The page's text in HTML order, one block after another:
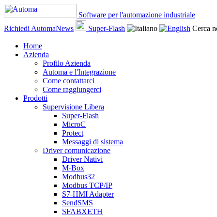
Software per l'automazione industriale
Richiedi AutomaNews
Super-Flash Cerca
Home
Azienda
Profilo Azienda
Automa e l'Integrazione
Come contattarci
Come raggiungerci
Prodotti
Supervisione Libera
Super-Flash
MicroC
Protect
Messaggi di sistema
Driver comunicazione
Driver Nativi
M-Box
Modbus32
Modbus TCP/IP
S7-HMI Adapter
SendSMS
SFABXETH